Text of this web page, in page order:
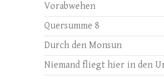
Vorabwehen
Quersumme 8
Durch den Monsun
Niemand fliegt hier in den